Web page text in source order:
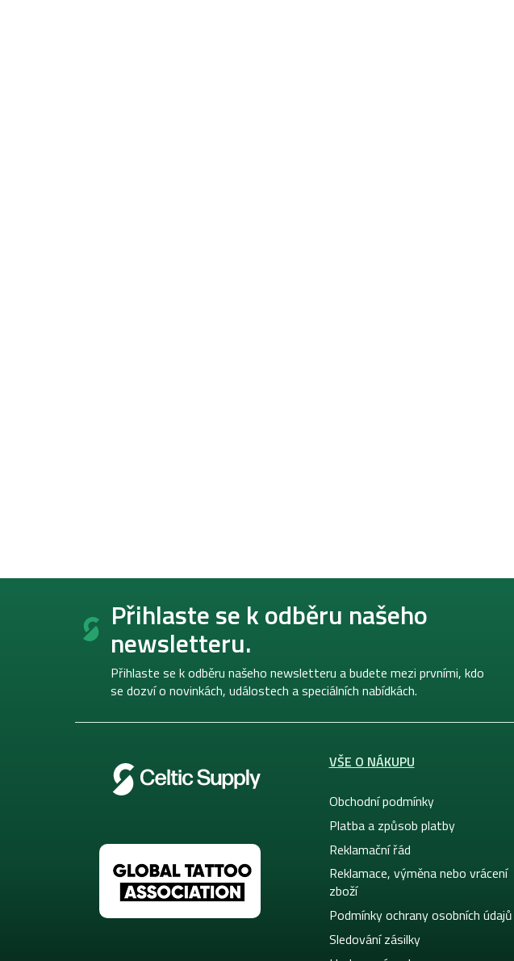
Z
Přihlaste se k odběru našeho
newsletteru.
Přihlaste se k odběru našeho newsletteru a budete mezi prvními, kdo
se dozví o novinkách, událostech a speciálních nabídkách.
VŠE O NÁKUPU
Obchodní podmínky
Platba a způsob platby
Reklamační řád
Reklamace, výměna nebo vrácení
zboží
Podmínky ochrany osobních údajů
Sledování zásilky